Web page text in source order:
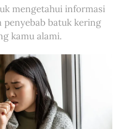
mengetahui informasi
penyebab batuk kering
kamu alami.